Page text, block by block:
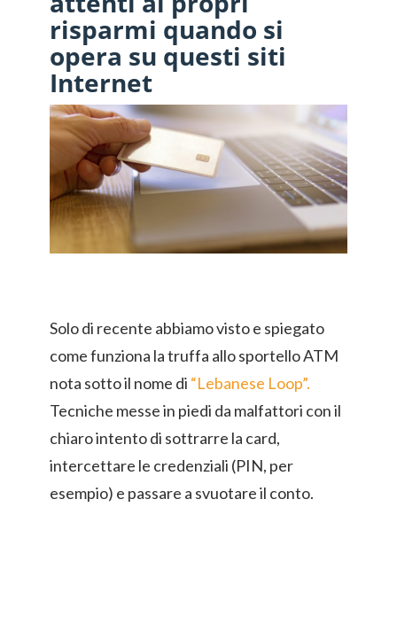
risparmi quando si
opera su questi siti
Internet
Solo di recente abbiamo visto e spiegato
come funziona la truffa allo sportello ATM
nota sotto il nome di “Lebanese Loop”.
Tecniche messe in piedi da malfattori con il
chiaro intento di sottrarre la card,
intercettare le credenziali (PIN, per
esempio) e passare a svuotare il conto.